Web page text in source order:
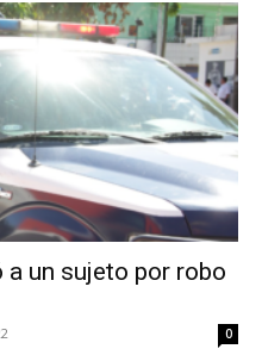
un sujeto por robo
0